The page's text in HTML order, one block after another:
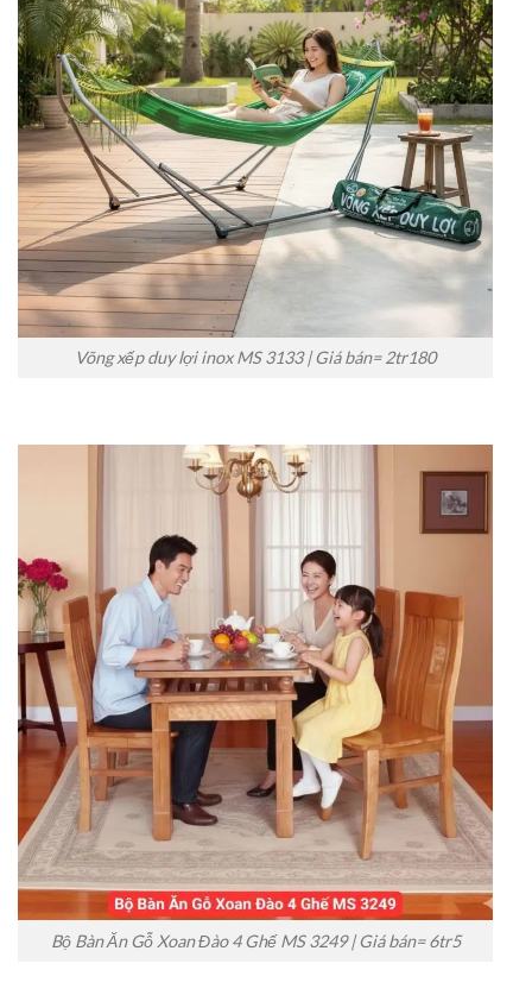
Võng xếp duy lợi inox MS 3133 | Giá bán= 2tr180
Bộ Bàn Ăn Gỗ Xoan Đào 4 Ghế MS 3249 | Giá bán= 6tr5